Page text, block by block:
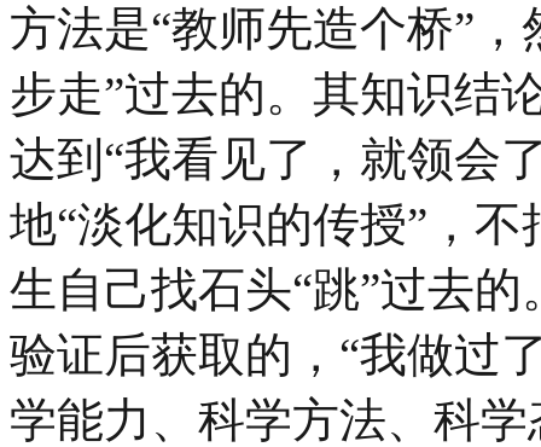
方法是“教师先造个桥”
步走”过去的。其知识结
达到“我看见了，就领会
地“淡化知识的传授”，
生自己找石头“跳”过去
验证后获取的，“我做过
学能力、科学方法、科